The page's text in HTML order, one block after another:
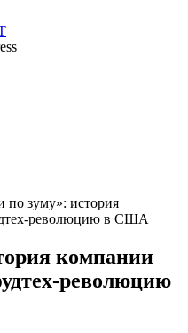
по зуму»: история
революцию в США
компании
революцию